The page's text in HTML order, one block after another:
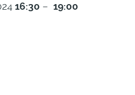
16:30 – 19:00